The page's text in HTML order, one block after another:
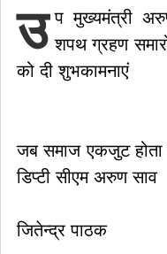
उ प मुख्यमंत्री
शपथ ग्रहण
को दी शुभकामनाएं
जब समाज एकजुट
डिप्टी सीएम अरुण साव
जितेन्द्र पाठक